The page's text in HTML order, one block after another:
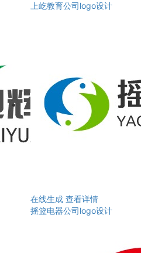
上屹教育公司logo设计
在线生成 查看详情
摇篮电器公司logo设计